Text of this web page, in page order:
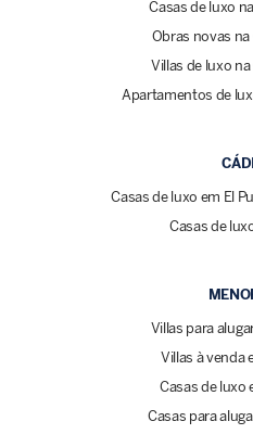
Casas de luxo
Obras novas
Villas de luxo
Apartamentos de
Casas de luxo em El
Casas de
Villas para
Villas à venda
Casas de luxo
Casas para